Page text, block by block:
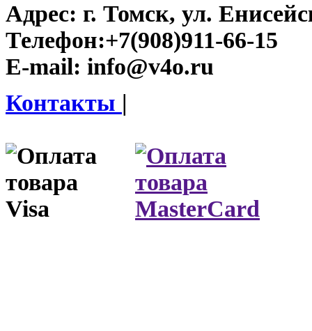
Адрес: г. Томск, ул.
Телефон:+7(908)911-66-15
E-mail: info@v4o.ru
Контакты |